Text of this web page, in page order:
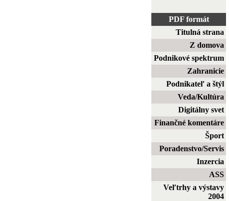
PDF formát
Titulná strana
Z domova
Podnikové spektrum
Zahranicie
Podnikateľ a štýl
Veda/Kultúra
Digitálny svet
Finančné komentáre
Šport
Poradenstvo/Servis
Inzercia
ASS
Veľtrhy a výstavy
2004